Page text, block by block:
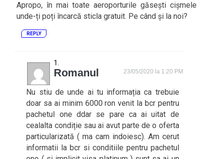
Apropo, în mai toate aeroporturile găsești cișmele
unde-ți poți încarcă sticla gratuit. Pe când și la noi?
REPLY
Romanul 23/05/2020 la 1:20 PM
Nu stiu de unde ai tu informația ca trebuie
doar sa ai minim 6000 ron venit la bcr pentru
pachetul one ddar se pare ca ai uitat de
cealalta condiție sau ai avut parte de o oferta
particularizată ( ma cam indoiesc). Am cerut
informatii la bcr si conditiile pentru pachetul